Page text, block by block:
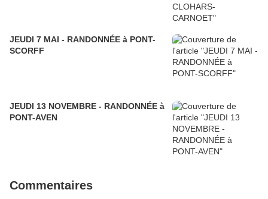
JEUDI 7 MAI - RANDONNÉE à PONT-
SCORFF
JEUDI 13 NOVEMBRE - RANDONNÉE à
PONT-AVEN
Commentaires